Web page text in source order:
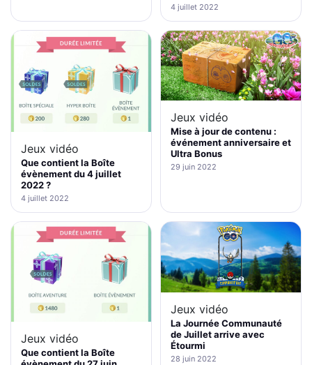
4 juillet 2022
Jeux vidéo
Que contient la Boîte
évènement du 4 juillet
2022 ?
4 juillet 2022
Jeux vidéo
Mise à jour de contenu :
événement anniversaire et
Ultra Bonus
29 juin 2022
Jeux vidéo
Que contient la Boîte
Jeux vidéo
La Journée Communauté
de Juillet arrive avec
Étourmi
28 juin 2022